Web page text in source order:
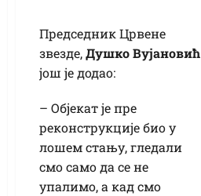
Председник Црвене
звезде,Душко Вујановић
још је додао:
– Објекат је пре
реконструкције био у
лошем стању, гледали
смо само да се не
упалимо, а кад смо